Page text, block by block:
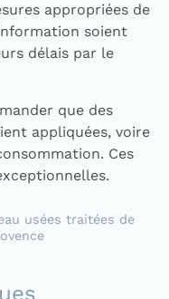
appropriées de
soient
délais par le
que des
appliquées, voire
Ces
usées traitées de